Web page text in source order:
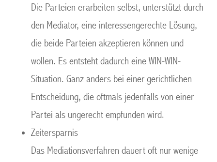
Die Parteien erarbeiten selbst, unterstützt durch
den Mediator, eine interessengerechte Lösung,
die beide Parteien akzeptieren können und
wollen. Es entsteht dadurch eine WIN-WIN-
Situation. Ganz anders bei einer gerichtlichen
Entscheidung, die oftmals jedenfalls von einer
Partei als ungerecht empfunden wird.
Zeitersparnis
Das Mediationsverfahren dauert oft nur wenige